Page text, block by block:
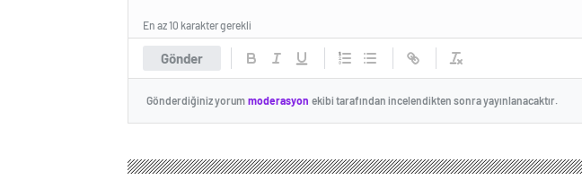
Gönder
En az 10 karakter gerekli
Gönderdiğiniz yorum moderasyon ekibi tarafından incelendikten sonra yayınlanacaktır.